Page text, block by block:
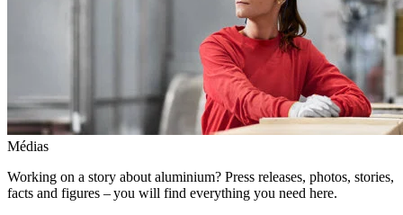
Médias
Working on a story about aluminium? Press releases, photos, stories,
facts and figures – you will find everything you need here.